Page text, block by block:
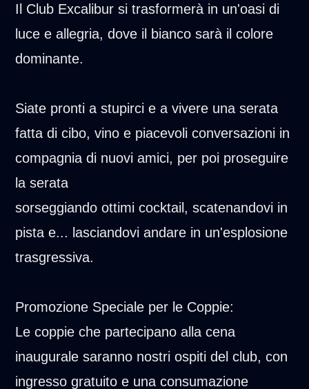
Il Club Excalibur si trasformerà in un'oasi di
luce e allegria, dove il bianco sarà il colore
dominante.
Siate pronti a stupirci e a vivere una serata
fatta di cibo, vino e piacevoli conversazioni in
compagnia di nuovi amici, per poi proseguire
la serata
sorseggiando ottimi cocktail, scatenandovi in
pista e... lasciandovi andare in un'esplosione
trasgressiva.
Promozione Speciale per le Coppie:
Le coppie che partecipano alla cena
inaugurale saranno nostri ospiti del club, con
ingresso gratuito e una consumazione